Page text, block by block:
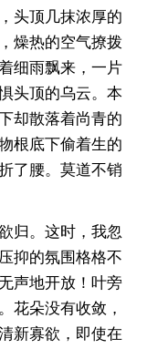
头顶几抹浓厚的
燥热的空气撩拨
细雨飘来，一片
头顶的乌云。本
却散落着尚青的
根底下偷着生的
了腰。莫道不销
归。这时，我忽
抑的氛围格格不
声地开放！叶旁
花朵没有收敛，
新寡欲，即使在